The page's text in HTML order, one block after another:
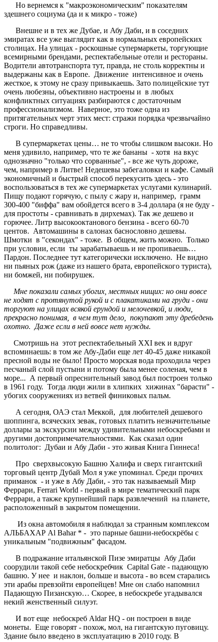
Но вернемся к "макроэкономическим" показателям
здешнего социума (да и к микро - тоже)
Внешне и в тех же Дубае, и Абу Даби, и в соседних
эмиратах все уже выглядит как в нормальных европейских
столицах. На улицах - роскошные супермаркеты, торгующие
всемирными брендами, респектабельные отели и рестораны.
Водители автотранспорта тут, правда, не столь корректны и
выдержаны как в Европе. Движение интенсивное и очень
жесткое, к этому не сразу привыкаешь. Зато полицейские тут
очень любезны, объективно настроены и в любых
конфликтных ситуациях разбираются с достаточным
профессионализмом. Наверное, это тоже одна из
притягательных черт этих мест: стражи порядка чрезвычайно
строги. Но справедливы.
В супермаркетах цены… не то чтобы слишком высоки. Но
меня удивило, например, что те же бананы - хотя на вкус
однозначно "только что сорванные", - все же чуть дороже,
чем, например в Литве! Недешевы забегаловки и кафе. Самый
экономичный и быстрый способ перекусить здесь - это
воспользоваться в тех же супермаркетах услугами кулинарий.
Пищу подают горячую, с пылу с жару и, например, грамм
300-400 "биффа" вам обойдется всего в 3-4 доллара (я не буду -
для простоты - сравнивать в дирхемах). Так же дешево и
горючее. Литр высокооктанового бензина - всего 60-70
центов. Автомашины в салонах баснословно дешевы.
Шмотки в "секондах" - тоже. В общем, жить можно. Только
при условии, если ты зарабатываешь и не пропиваешь…
Пардон. Последнее тут категорически исключено. Не видно
ни пьяных рож (даже из нашего брата, европейского туриста),
ни бомжей, ни побирушек.
Мне показали самых убогих, местных нищих: но они вовсе
не ходят с протянутой рукой и с плакатиками на груди - они
торгуют на улицах всякой ерундой и мелочевкой, и люди,
прекрасно понимая, в чем тут дело, покупают эту дребедень
охотно. Даже если в ней вовсе нет нужды.
Смотришь на этот респектабельный ХХІ век и вдруг
вспоминаешь: в том же Абу-Даби еще лет 40-45 даже никакой
пресной воды не было! Просто морская вода проходила через
песчаный слой пустыни и потому была менее соленая, чем в
море... А первый опреснительный завод был построен только
в 1961 году. Тогда люди жили в хлипких хижинах "барасти" -
убогих сооружениях из ветвей финиковых пальм.
А сегодня, ОАЭ стал Меккой, для любителей дешевого
шоппинга, всяческих зевак, готовых платить незначительные
доллары за экскурсии между удивительными небоскребами и
другими достопримечательностями. Как сказал один
политолог: Дубаи и Абу Даби - это живая Книга Гиннеса!
Про сверхвысокую Башню Халифа и сверх гигантский
торговый центр Дубай Мол я уже упоминал. Среди прочих
приманок - и уже в Абу Даби, - это так называемый Мир
Феррари, Ferrari World - первый в мире тематический парк
Феррари, а также крупнейший парк развлечений на планете,
расположенный в закрытом помещении.
Из окна автомобиля я наблюдал за странным комплексом
АЛЬБАХАР Al Bahar * - это парные башни-небоскрёбы с
уникальным "подвижным" фасадом.
В подражание итальянской Пизе эмиратцы Абу Даби
соорудили такой себе небоскребчик Capital Gate - падающую
башню. У нее и наклон, больше и высота - во всем старались
эти арабы превзойти европейцев! Мне он слабо напомнил
Падающую Пизанскую… Скорее, в небоскребе угадывался
некий женственный силуэт.
И вот еще небоскреб Aldar HQ - он построен в виде
монеты. Еще говорят - похож, мол, на гигантскую пуговицу.
Здание было введено в эксплуатацию в 2010 году. В